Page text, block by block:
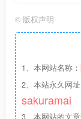
© 版权声明
1、本网站名称：
2、本站永久网址
sakuramai
3、本网站的文